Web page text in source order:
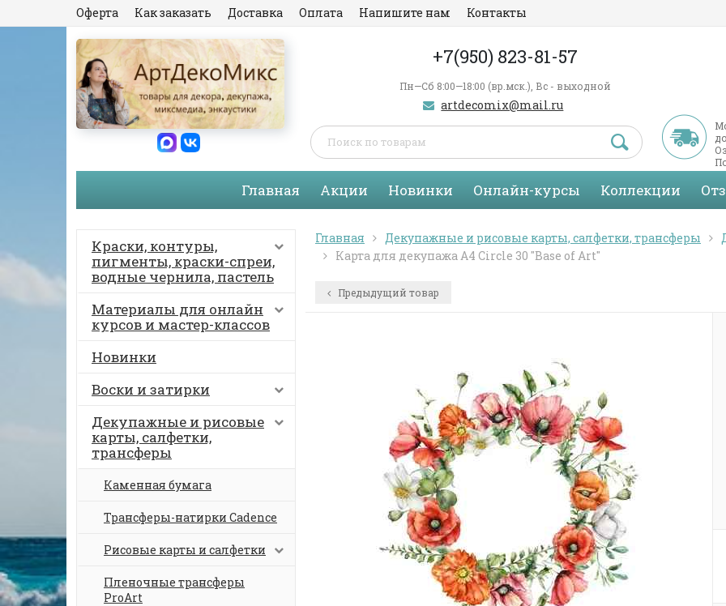
Оферта Как заказать Доставка Оплата Напишите нам Контакты
+7(950) 823-81-57
Пн—Сб 8:00—18:00 (вр.мск.), Вс - выходной
artdecomix@mail.ru
Главная Акции Новинки Онлайн-курсы Коллекции
Краски, контуры,
пигменты, краски-спреи,
водные чернила, пастель
Материалы для онлайн
курсов и мастер-классов
Новинки
Воски и затирки
Декупажные и рисовые
карты, салфетки,
трансферы
Каменная бумага
Трансферы-натирки Cadence
Рисовые карты и салфетки
Пленочные трансферы
ProArt
Главная Декупажные и рисовые карты, салфетки, трансферы
Карта для декупажа А4 Circle 30 "Base of Art"
Предыдущий товар